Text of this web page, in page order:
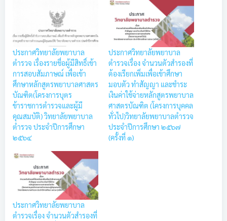
ประกาศวิทยาลัยพยาบาล
ตำรวจ เรื่องรายชื่อผู้มีสิทธิ์เข้า
การสอบสัมภาษณ์ เพื่อเข้า
ศึกษาหลักสูตรพยาบาลศาสตร
บัณฑิต(โครงการบุตร
ข้าราชการตำรวจและผู้มี
คุณสมบัติ) วิทยาลัยพยาบาล
ตำรวจ ประจำปีการศึกษา
๒๕๖๔
ประกาศวิทยาลัยพยาบาล
ตำรวจเรื่อง จำนวนตัวสำรองที่
ต้องเรียกเพิ่มเพื่อเข้าศึกษา
มอบตัว ทำสัญญา และชำระ
เงินค่าใช้จ่ายหลักสูตรพยาบาล
ศาสตรบัณฑิต (โครงการบุคคล
ทั่วไป)วิทยาลัยพยาบาลตำรวจ
ประจำปีการศึกษา ๒๕๖๗
(ครั้งที่ ๑)
ประกาศวิทยาลัยพยาบาล
ตำรวจเรื่อง จำนวนตัวสำรองที่